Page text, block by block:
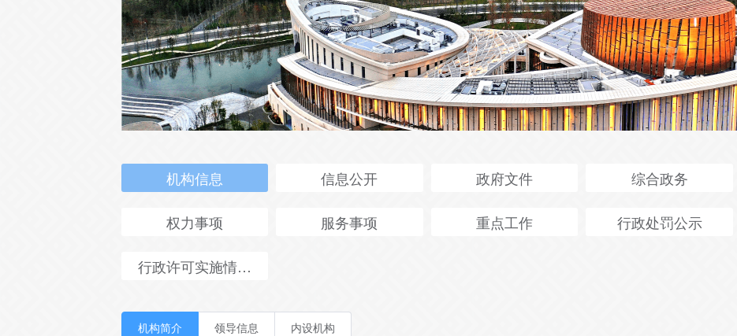
机构信息 信息公开 政府文件 综合政务
权力事项 服务事项 重点工作 行政处罚公示
行政许可实施情况年报
机构简介 领导信息 内设机构